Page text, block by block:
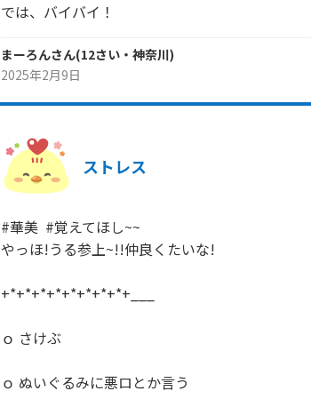
では、バイバイ！
まーろんさん(12さい・ 神奈川)
2025年2月9日
ストレス
#華美  #覚えてほし~~
やっほ!うる参上~!!仲良くたいな!
+*+*+*+*+*+*+*+*+___
ｏ さけぶ
ｏ ぬいぐるみに悪ロとか言う